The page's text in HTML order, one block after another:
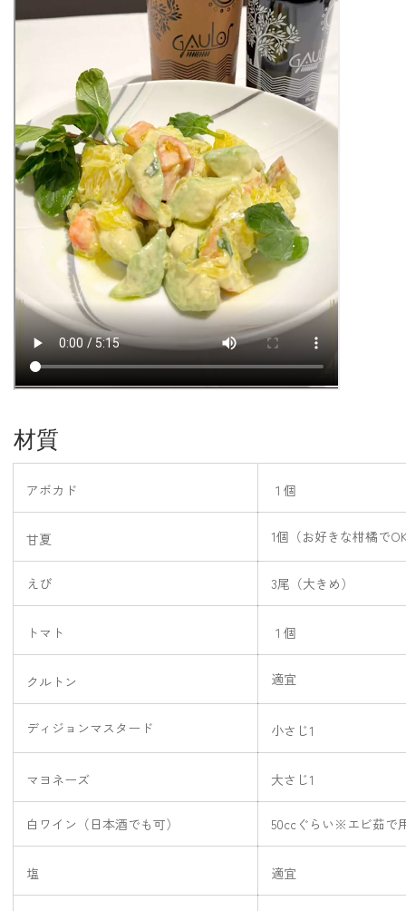
材質
アボカド １個
甘夏 1個（お好きな柑橘で
えび 3尾（大きめ）
トマト １個
クルトン 適宜
ディジョンマスタード 小さじ1
マヨネーズ 大さじ1
白ワイン（日本酒でも可） 50ccぐらい ※エビ茹で
塩 適宜